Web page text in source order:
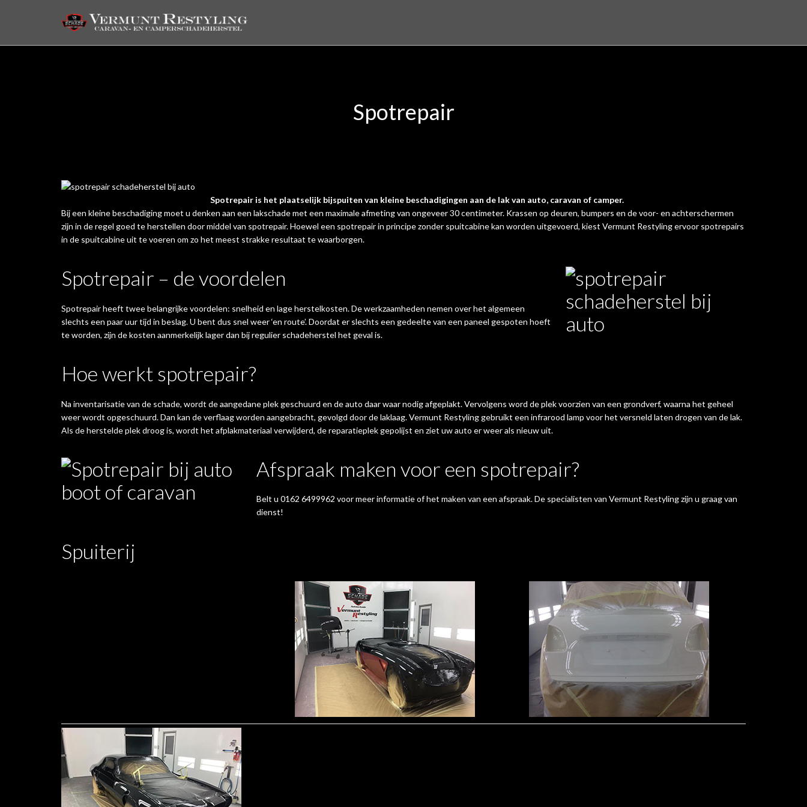
content
Spotrepair
Spotrepair is het plaatselijk bijspuiten van kleine beschadigingen aan de lak van auto, caravan of camper.
Bij een kleine beschadiging moet u denken aan een lakschade met een maximale afmeting van ongeveer 30 centimeter. Krassen op deuren, bumpers en de voor- en achterschermen
zijn in de regel goed te herstellen door middel van spotrepair. Hoewel een spotrepair in principe zonder spuitcabine kan worden uitgevoerd, kiest Vermunt Restyling ervoor spotrepairs
in de spuitcabine uit te voeren om zo het meest strakke resultaat te waarborgen.
Spotrepair – de voordelen
Spotrepair heeft twee belangrijke voordelen: snelheid en lage herstelkosten. De werkzaamheden nemen over het algemeen
slechts een paar uur tijd in beslag. U bent dus snel weer ‘en route’. Doordat er slechts een gedeelte van een paneel gespoten hoeft
te worden, zijn de kosten aanmerkelijk lager dan bij regulier schadeherstel het geval is.
Hoe werkt spotrepair?
Na inventarisatie van de schade, wordt de aangedane plek geschuurd en de auto daar waar nodig afgeplakt. Vervolgens word de plek voorzien van een grondverf, waarna het geheel
weer wordt opgeschuurd. Dan kan de verflaag worden aangebracht, gevolgd door de laklaag. Vermunt Restyling gebruikt een infrarood lamp voor het versneld laten drogen van de lak.
Als de herstelde plek droog is, wordt het afplakmateriaal verwijderd, de reparatieplek gepolijst en ziet uw auto er weer als nieuw uit.
Afspraak maken voor een spotrepair?
Belt u 0162 6499962 voor meer informatie of het maken van een afspraak. De specialisten van Vermunt Restyling zijn u graag van
dienst!
Spuiterij